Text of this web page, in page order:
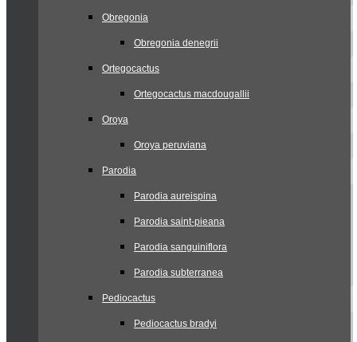
Obregonia
Obregonia denegrii
Ortegocactus
Ortegocactus macdougallii
Oroya
Oroya peruviana
Parodia
Parodia aureispina
Parodia saint-pieana
Parodia sanguiniflora
Parodia subterranea
Pediocactus
Pediocactus bradyi